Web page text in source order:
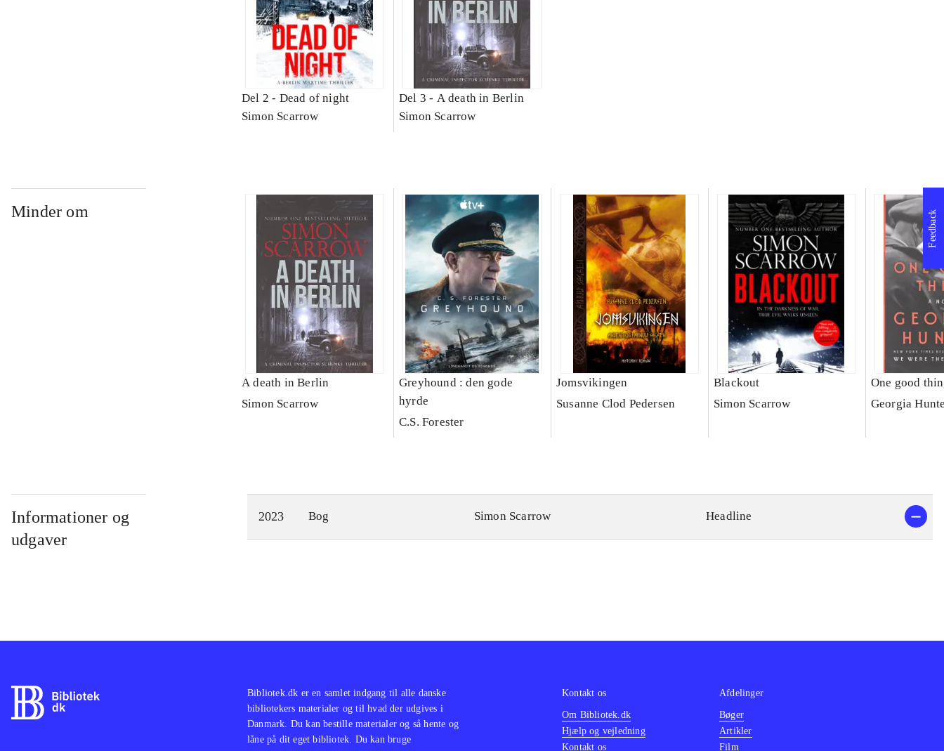
Del 2 - Dead of night
Simon Scarrow
Del 3 - A death in Berlin
Simon Scarrow
Minder om
A death in Berlin
Simon Scarrow
Greyhound : den gode
hyrde
C.S. Forester
Jomsvikingen
Susanne Clod Pedersen
Blackout
Simon Scarrow
One good
Georgia
Informationer og
udgaver
2023 Bog Simon Scarrow Headline
Feedback
Bibliotek.dk er en samlet indgang til alle danske
bibliotekers materialer og til hvad der udgives i
Danmark. Du kan bestille materialer og så hente og
låne på dit eget bibliotek. Du kan bruge
Kontakt os
Om Bibliotek.dk
Hjælp og vejledning
Kontakt os
Afdelinger
Bøger
Artikler
Film